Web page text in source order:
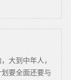
大到中年人，
要全面还要与